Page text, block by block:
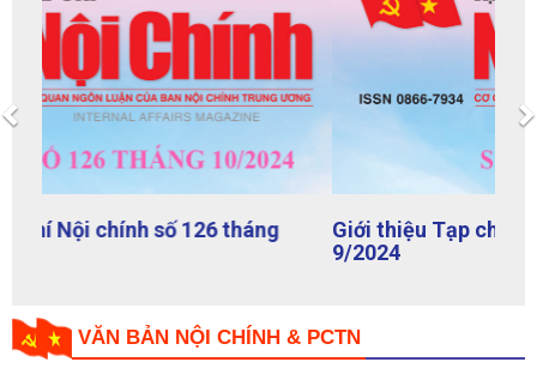
Previous